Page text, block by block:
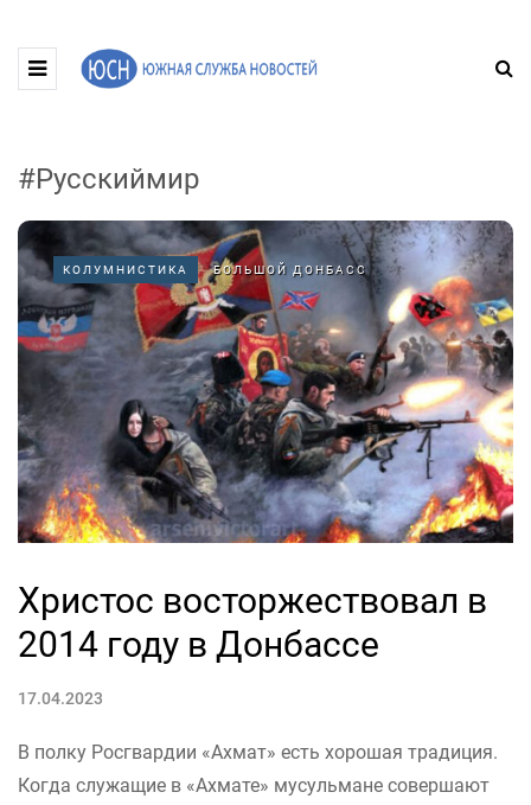
#Русскиймир
КОЛУМНИСТИКА БОЛЬШОЙ ДОНБАСС
Христос восторжествовал в
2014 году в Донбассе
17.04.2023
В полку Росгвардии «Ахмат» есть хорошая традиция.
Когда служащие в «Ахмате» мусульмане совершают